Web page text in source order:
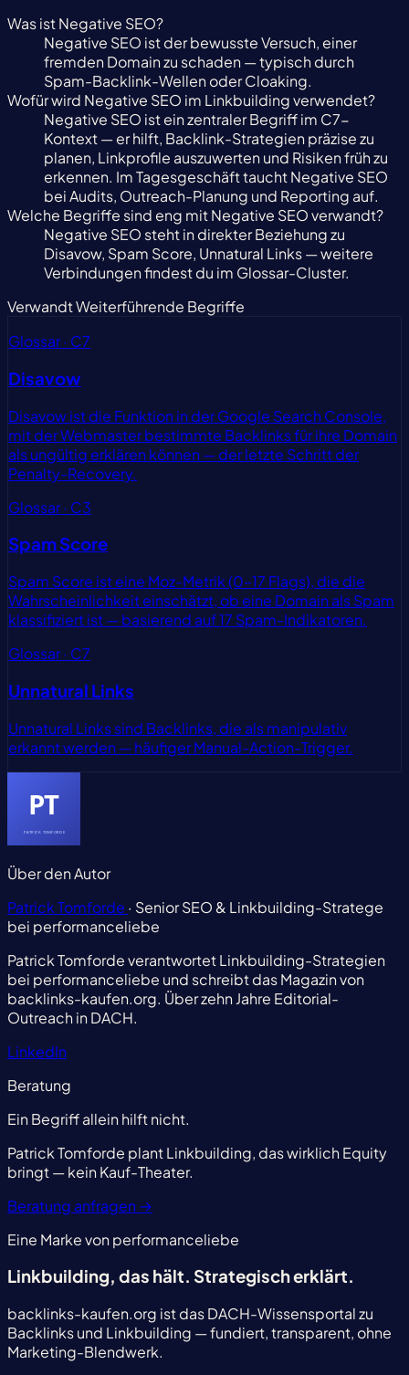
Was ist Negative SEO?
Negative SEO ist der bewusste Versuch, einer
fremden Domain zu schaden — typisch durch
Spam-Backlink-Wellen oder Cloaking.
Wofür wird Negative SEO im Linkbuilding verwendet?
Negative SEO ist ein zentraler Begriff im C7-
Kontext — er hilft, Backlink-Strategien präzise zu
planen, Linkprofile auszuwerten und Risiken früh zu
erkennen. Im Tagesgeschäft taucht Negative SEO
bei Audits, Outreach-Planung und Reporting auf.
Welche Begriffe sind eng mit Negative SEO verwandt?
Negative SEO steht in direkter Beziehung zu
Disavow, Spam Score, Unnatural Links — weitere
Verbindungen findest du im Glossar-Cluster.
VerwandtWeiterführende Begriffe
Glossar · C7
Disavow
Disavow ist die Funktion in der Google Search Console,
mit der Webmaster bestimmte Backlinks für ihre Domain
als ungültig erklären können — der letzte Schritt der
Penalty-Recovery.
Glossar · C3
Spam Score
Spam Score ist eine Moz-Metrik (0–17 Flags), die die
Wahrscheinlichkeit einschätzt, ob eine Domain als Spam
klassifiziert ist — basierend auf 17 Spam-Indikatoren.
Glossar · C7
Unnatural Links
Unnatural Links sind Backlinks, die als manipulativ
erkannt werden — häufiger Manual-Action-Trigger.
Über den Autor
Patrick Tomforde · Senior SEO & Linkbuilding-Stratege
bei performanceliebe
Patrick Tomforde verantwortet Linkbuilding-Strategien
bei performanceliebe und schreibt das Magazin von
backlinks-kaufen.org. Über zehn Jahre Editorial-
Outreach in DACH.
LinkedIn
Beratung
Ein Begriff allein hilft nicht.
Patrick Tomforde plant Linkbuilding, das wirklich Equity
bringt — kein Kauf-Theater.
Beratung anfragen →
Eine Marke von performanceliebe
Linkbuilding, das hält. Strategisch erklärt.
backlinks-kaufen.org ist das DACH-Wissensportal zu
Backlinks und Linkbuilding — fundiert, transparent, ohne
Marketing-Blendwerk.